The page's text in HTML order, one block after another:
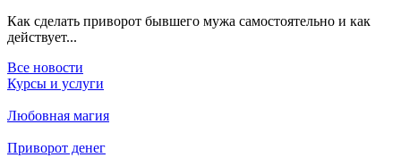
Как сделать приворот бывшего мужа самостоятельно и как
действует...
Все новости
Курсы и услуги
Любовная магия
Приворот денег